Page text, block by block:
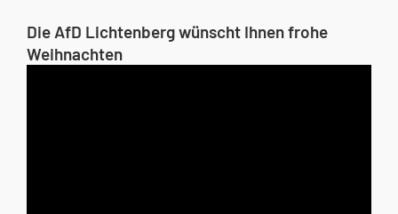
Die AfD Lichtenberg wünscht Ihnen frohe
Weihnachten